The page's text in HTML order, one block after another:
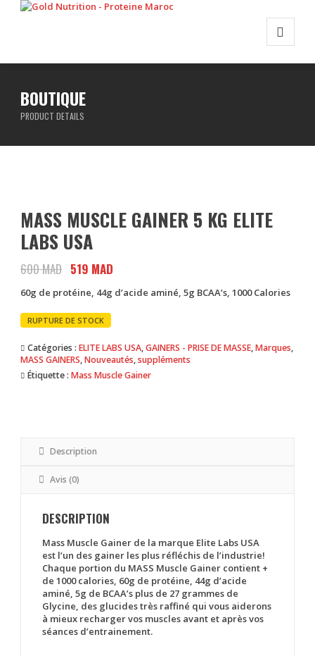
BOUTIQUE
PRODUCT DETAILS
MASS MUSCLE GAINER 5 KG ELITE
LABS USA
600MAD Le
initial
était :
600 MAD.
519 MAD
actuel
60g de protéine, 44g d’acide aminé, 5g BCAA’s,1000 Calories
RUPTURE DE STOCK
Catégories :ELITE LABS USA,GAINERS - PRISE DE MASSE,Marques,
MASS GAINERS,Nouveautés,suppléments
Étiquette :Mass Muscle Gainer
Description
Avis (0)
DESCRIPTION
Mass Muscle Gainer de la marque Elite Labs USA
est l’un des gainer les plus réfléchis de l’industrie!
Chaque portion du MASS Muscle Gainer contient +
de 1000 calories, 60g de protéine, 44g d’acide
aminé, 5g de BCAA’s plus de 27 grammes de
Glycine, des glucides très raffiné qui vous aiderons
à mieux recharger vos muscles avant et après vos
séances d’entrainement.